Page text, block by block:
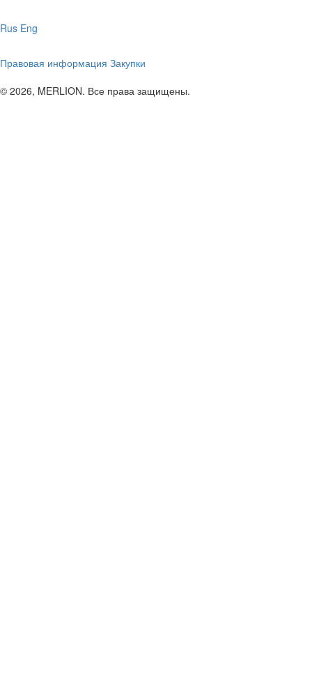
Rus Eng
Правовая информация Закупки
© 2026, MERLION. Все права защищены.